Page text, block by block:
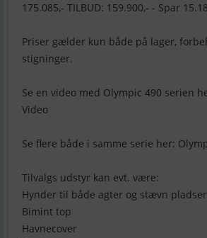
175.085,- TILBUD: 159.900,- - Spar
Priser gælder kun både på lager,
stigninger.
Se en video med Olympic 490 serien
Video
Se flere både i samme serie her:
Tilvalgs udstyr kan evt. være:
Hynder til både agter og stævn pladser
Bimint top
Havnecover